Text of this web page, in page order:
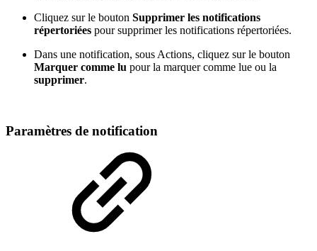
Cliquez sur le bouton Supprimer les notifications
répertoriées pour supprimer les notifications répertoriées.
Dans une notification, sous Actions, cliquez sur le bouton
Marquer comme lu pour la marquer comme lue ou la
supprimer.
Paramètres de notification